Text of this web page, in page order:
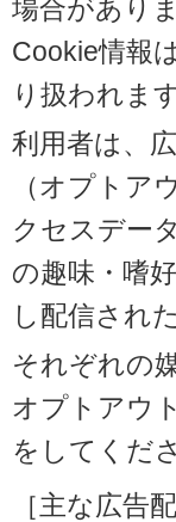
場合があり
Cookie情報
り扱われます
利用者は、
（オプトア
クセスデー
の趣味・嗜
し配信され
それぞれの
オプトアウ
をしてくだ
［主な広告